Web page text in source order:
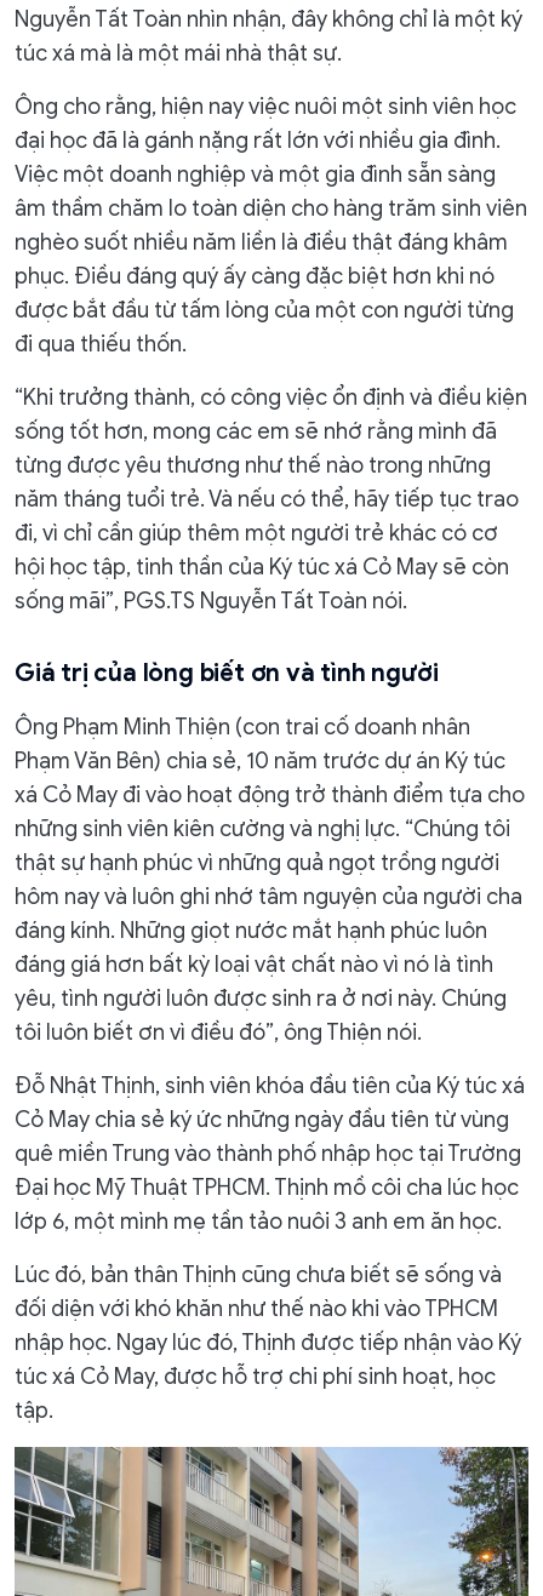
Nguyễn Tất Toàn nhìn nhận, đây không chỉ là một ký
túc xá mà là một mái nhà thật sự.
Ông cho rằng, hiện nay việc nuôi một sinh viên học
đại học đã là gánh nặng rất lớn với nhiều gia đình.
Việc một doanh nghiệp và một gia đình sẵn sàng
âm thầm chăm lo toàn diện cho hàng trăm sinh viên
nghèo suốt nhiều năm liền là điều thật đáng khâm
phục. Điều đáng quý ấy càng đặc biệt hơn khi nó
được bắt đầu từ tấm lòng của một con người từng
đi qua thiếu thốn.
“Khi trưởng thành, có công việc ổn định và điều kiện
sống tốt hơn, mong các em sẽ nhớ rằng mình đã
từng được yêu thương như thế nào trong những
năm tháng tuổi trẻ. Và nếu có thể, hãy tiếp tục trao
đi, vì chỉ cần giúp thêm một người trẻ khác có cơ
hội học tập, tinh thần của Ký túc xá Cỏ May sẽ còn
sống mãi”, PGS.TS Nguyễn Tất Toàn nói.
Giá trị của lòng biết ơn và tình người
Ông Phạm Minh Thiện (con trai cố doanh nhân
Phạm Văn Bên) chia sẻ, 10 năm trước dự án Ký túc
xá Cỏ May đi vào hoạt động trở thành điểm tựa cho
những sinh viên kiên cường và nghị lực. “Chúng tôi
thật sự hạnh phúc vì những quả ngọt trồng người
hôm nay và luôn ghi nhớ tâm nguyện của người cha
đáng kính. Những giọt nước mắt hạnh phúc luôn
đáng giá hơn bất kỳ loại vật chất nào vì nó là tình
yêu, tình người luôn được sinh ra ở nơi này. Chúng
tôi luôn biết ơn vì điều đó”, ông Thiện nói.
Đỗ Nhật Thịnh, sinh viên khóa đầu tiên của Ký túc xá
Cỏ May chia sẻ ký ức những ngày đầu tiên từ vùng
quê miền Trung vào thành phố nhập học tại Trường
Đại học Mỹ Thuật TPHCM. Thịnh mồ côi cha lúc học
lớp 6, một mình mẹ tần tảo nuôi 3 anh em ăn học.
Lúc đó, bản thân Thịnh cũng chưa biết sẽ sống và
đối diện với khó khăn như thế nào khi vào TPHCM
nhập học. Ngay lúc đó, Thịnh được tiếp nhận vào Ký
túc xá Cỏ May, được hỗ trợ chi phí sinh hoạt, học
tập.